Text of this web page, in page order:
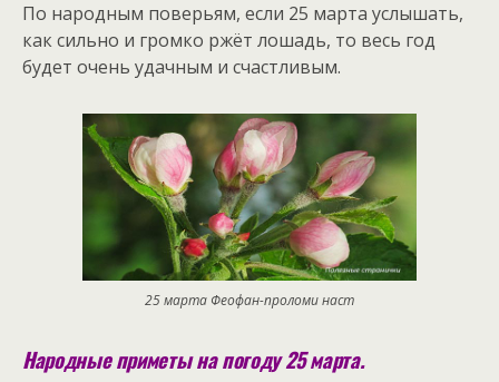
По народным поверьям, если 25 марта услышать,
как сильно и громко ржёт лошадь, то весь год
будет очень удачным и счастливым.
25 марта Феофан-проломи наст
Народные приметы на погоду 25 марта.